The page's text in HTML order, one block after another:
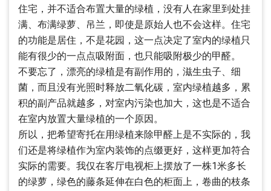
住宅，并不适合布置大量的绿植，没有人在家里到处挂
满、布满绿萝、吊兰，即使是原始人也不会这样。住宅
的功能是居住，不是花园，这一点决定了室内的绿植只
能有很少的一点点吸附面，也只能吸附极少的甲醛。
不要忘了，漂亮的绿植是有副作用的，滋生虫子、细
菌，而且没有光照时释放二氧化碳，室内绿植越多，累
积的副产品就越多，对室内污染也加大，这也是不适合
在室内放置大量绿植的一个原因。
所以，把希望寄托在用绿植来除甲醛上是不实际的，我
们还是将绿植作为室内装饰的点缀更好，这样更加符合
实际的需要。我仅在客厅电视柜上摆放了一株1米多长
的绿萝，绿色的藤条延伸在白色的柜面上，卷曲的枝条